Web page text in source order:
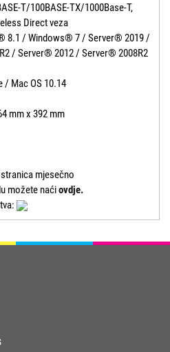
T/100BASE-TX/1000Base-T,
Direct veza
8.1 / Windows® 7 / Server® 2019 /
/ Server® 2012 / Server® 2008R2
/ Mac OS 10.14
mm x 392 mm
mjesečno
možete naćiovdje.